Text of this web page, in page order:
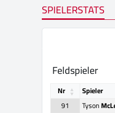
SPIELERSTATS
Feldspieler
Nr Spieler
91
Tyson